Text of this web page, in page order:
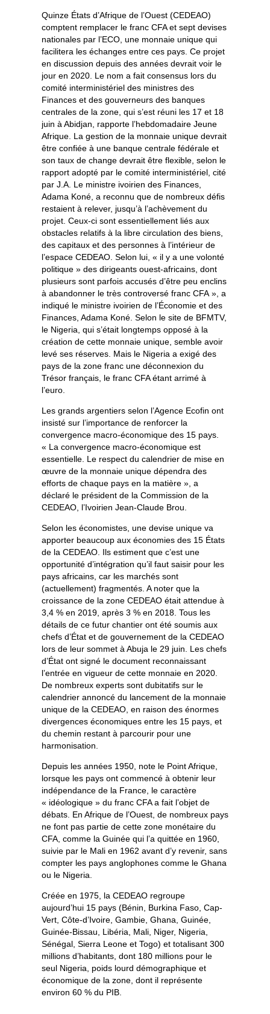
Quinze États d’Afrique de l’Ouest (CEDEAO)
comptent remplacer le franc CFA et sept devises
nationales par l’ECO, une monnaie unique qui
facilitera les échanges entre ces pays. Ce projet
en discussion depuis des années devrait voir le
jour en 2020. Le nom a fait consensus lors du
comité interministériel des ministres des
Finances et des gouverneurs des banques
centrales de la zone, qui s’est réuni les 17 et 18
juin à Abidjan, rapporte l’hebdomadaire Jeune
Afrique. La gestion de la monnaie unique devrait
être confiée à une banque centrale fédérale et
son taux de change devrait être flexible, selon le
rapport adopté par le comité interministériel, cité
par J.A. Le ministre ivoirien des Finances,
Adama Koné, a reconnu que de nombreux défis
restaient à relever, jusqu’à l’achèvement du
projet. Ceux-ci sont essentiellement liés aux
obstacles relatifs à la libre circulation des biens,
des capitaux et des personnes à l’intérieur de
l’espace CEDEAO. Selon lui, « il y a une volonté
politique » des dirigeants ouest-africains, dont
plusieurs sont parfois accusés d’être peu enclins
à abandonner le très controversé franc CFA », a
indiqué le ministre ivoirien de l’Économie et des
Finances, Adama Koné. Selon le site de BFMTV,
le Nigeria, qui s’était longtemps opposé à la
création de cette monnaie unique, semble avoir
levé ses réserves. Mais le Nigeria a exigé des
pays de la zone franc une déconnexion du
Trésor français, le franc CFA étant arrimé à
l’euro.
Les grands argentiers selon l’Agence Ecofin ont
insisté sur l’importance de renforcer la
convergence macro-économique des 15 pays.
« La convergence macro-économique est
essentielle. Le respect du calendrier de mise en
œuvre de la monnaie unique dépendra des
efforts de chaque pays en la matière », a
déclaré le président de la Commission de la
CEDEAO, l’Ivoirien Jean-Claude Brou.
Selon les économistes, une devise unique va
apporter beaucoup aux économies des 15 États
de la CEDEAO. Ils estiment que c’est une
opportunité d’intégration qu’il faut saisir pour les
pays africains, car les marchés sont
(actuellement) fragmentés. A noter que la
croissance de la zone CEDEAO était attendue à
3,4 % en 2019, après 3 % en 2018. Tous les
détails de ce futur chantier ont été soumis aux
chefs d’État et de gouvernement de la CEDEAO
lors de leur sommet à Abuja le 29 juin. Les chefs
d’État ont signé le document reconnaissant
l’entrée en vigueur de cette monnaie en 2020.
De nombreux experts sont dubitatifs sur le
calendrier annoncé du lancement de la monnaie
unique de la CEDEAO, en raison des énormes
divergences économiques entre les 15 pays, et
du chemin restant à parcourir pour une
harmonisation.
Depuis les années 1950, note le Point Afrique,
lorsque les pays ont commencé à obtenir leur
indépendance de la France, le caractère
« idéologique » du franc CFA a fait l’objet de
débats. En Afrique de l’Ouest, de nombreux pays
ne font pas partie de cette zone monétaire du
CFA, comme la Guinée qui l’a quittée en 1960,
suivie par le Mali en 1962 avant d’y revenir, sans
compter les pays anglophones comme le Ghana
ou le Nigeria.
Créée en 1975, la CEDEAO regroupe
aujourd’hui 15 pays (Bénin, Burkina Faso, Cap-
Vert, Côte-d’Ivoire, Gambie, Ghana, Guinée,
Guinée-Bissau, Libéria, Mali, Niger, Nigeria,
Sénégal, Sierra Leone et Togo) et totalisant 300
millions d’habitants, dont 180 millions pour le
seul Nigeria, poids lourd démographique et
économique de la zone, dont il représente
environ 60 % du PIB.